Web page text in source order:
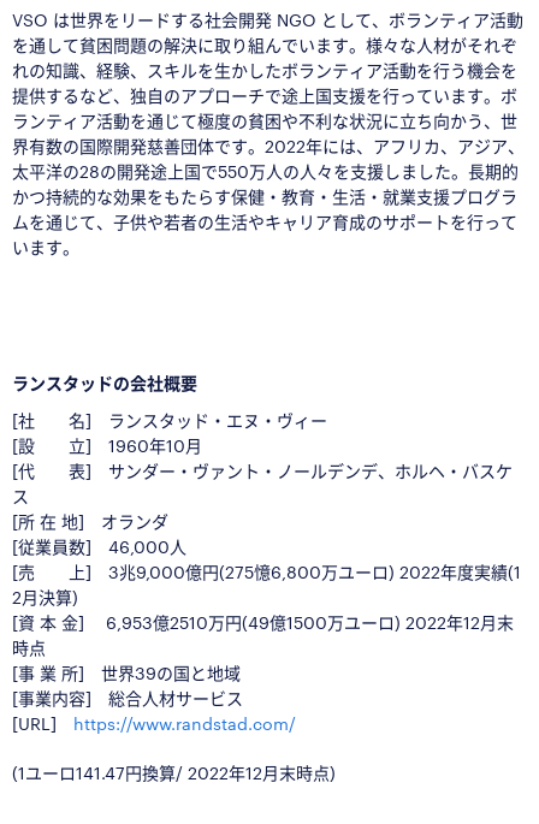
VSO は世界をリードする社会開発 NGO として、ボランティア活動
を通して貧困問題の解決に取り組んでいます。様々な人材がそれぞ
れの知識、経験、スキルを生かしたボランティア活動を行う機会を
提供するなど、独自のアプローチで途上国支援を行っています。ボ
ランティア活動を通じて極度の貧困や不利な状況に立ち向かう、世
界有数の国際開発慈善団体です。2022年には、アフリカ、アジア、
太平洋の28の開発途上国で550万人の人々を支援しました。長期的
かつ持続的な効果をもたらす保健・教育・生活・就業支援プログラ
ムを通じて、子供や若者の生活やキャリア育成のサポートを行って
います。
ランスタッドの会社概要
[社 名] ランスタッド・エヌ・ヴィー
[設 立] 1960年10月
[代 表] サンダー・ヴァント・ノールデンデ、ホルヘ・バスケ
ス
[所 在 地] オランダ
[従業員数] 46,000人
[売 上] 3兆9,000億円(275憶6,800万ユーロ) 2022年度実績(1
2月決算)
[資 本 金] 6,953億2510万円(49億1500万ユーロ) 2022年12月末
時点
[事 業 所] 世界39の国と地域
[事業内容] 総合人材サービス
[URL] https://www.randstad.com/
(1ユーロ141.47円換算/ 2022年12月末時点)